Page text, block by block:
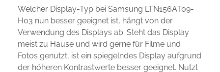
Welcher Display-Typ bei Samsung LTN156AT09-
H03 nun besser geeignet ist, hängt von der
Verwendung des Displays ab. Steht das Display
meist zu Hause und wird gerne für Filme und
Fotos genutzt, ist ein spiegelndes Display aufgrund
der höheren Kontrastwerte besser geeignet. Nutzt